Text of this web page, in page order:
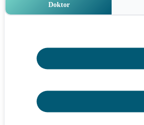
Doktor